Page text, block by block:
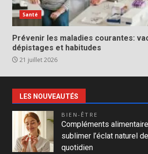
Santé
Prévenir les maladies courantes:
dépistages et habitudes
21 juillet 2026
LES NOUVEAUTÉS
BIEN-ÊTRE
Compléments
sublimer l’éclat naturel
quotidien